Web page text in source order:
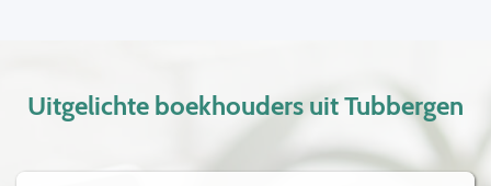
Uitgelichte boekhouders uit Tubbergen